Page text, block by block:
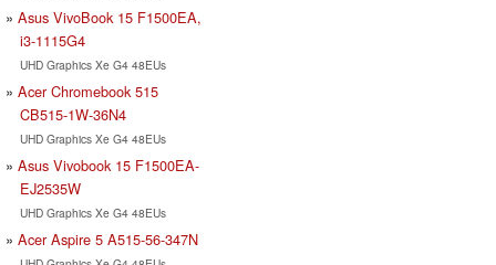
Asus VivoBook 15 F1500EA,
i3-1115G4
UHD Graphics Xe G4 48EUs
Acer Chromebook 515
CB515-1W-36N4
UHD Graphics Xe G4 48EUs
Asus Vivobook 15 F1500EA-
EJ2535W
UHD Graphics Xe G4 48EUs
Acer Aspire 5 A515-56-347N